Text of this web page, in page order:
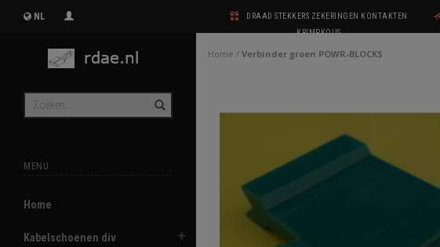
NL
DRAAD STEKKERS ZEKERINGEN KONTAKTEN
KRIMPKOUS
MENU
Home
Kabelschoenen div
Home / Verbinder groen POWR-BLOCKS